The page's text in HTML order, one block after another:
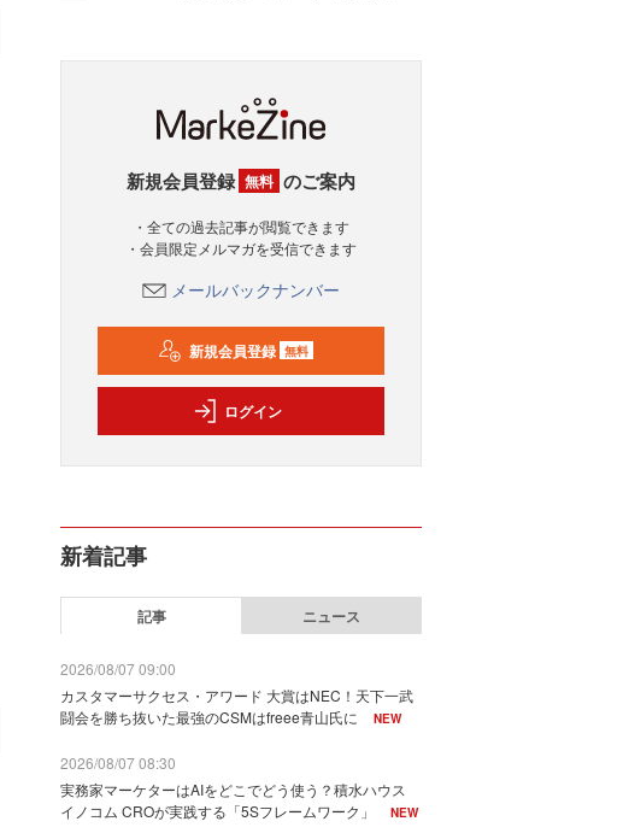
新規会員登録 無料 のご案内
・全ての過去記事が閲覧できます
・会員限定メルマガを受信できます
メールバックナンバー
新規会員登録 無料
ログイン
新着記事
記事 ニュース
2026/08/07 09:00
カスタマーサクセス・アワード 大賞はNEC！天下一武
闘会を勝ち抜いた最強のCSMはfreee青山氏に
NEW
2026/08/07 08:30
実務家マーケターはAIをどこでどう使う？積水ハウス
イノコム CROが実践する「5Sフレームワーク」
NEW